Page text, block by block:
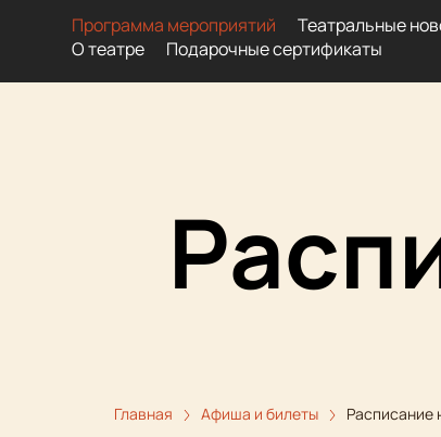
Программа мероприятий Театральные
О театре
Подарочные сертификаты
Главная Афиша и билеты Расписание